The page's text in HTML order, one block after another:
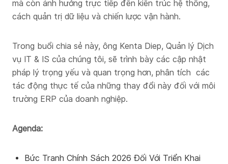
mà còn ảnh hưởng trực tiếp đến kiến trúc hệ thống,
cách quản trị dữ liệu và chiến lược vận hành.
Trong buổi chia sẻ này, ông Kenta Diep, Quản lý Dịch
vụ IT & IS của chúng tôi, sẽ trình bày các cập nhật
pháp lý trọng yếu và quan trọng hơn, phân tích các
tác động thực tế của những thay đổi này đối với môi
trường ERP của doanh nghiệp.
Agenda:
Bức Tranh Chính Sách 2026 Đối Với Triển Khai